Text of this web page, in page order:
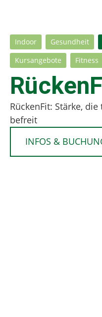
Indoor Gesundheit
Kursangebote Fitness
RückenFit: Stärke,
befreit
INFOS &